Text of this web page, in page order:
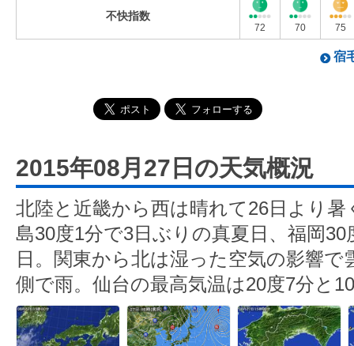
不快指数
72 70 75
宿
2015年08月27日の天気概況
北陸と近畿から西は晴れて26日より
島30度1分で3日ぶりの真夏日、福岡
日。関東から北は湿った空気の影響で
側で雨。仙台の最高気温は20度7分と